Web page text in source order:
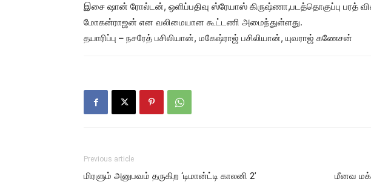
இசை ஷான் ரோல்டன், ஒளிப்பதிவு ஸ்ரேயாஸ் கிருஷ்ணா,படத்தொகுப்பு பரத்
மோகன்ராஜன் என வலிமையான கூட்டணி அமைந்துள்ளது.
தயாரிப்பு – நசரேத் பசிலியான், மகேஷ்ராஜ் பசிலியான், யுவராஜ் கணேசன்
Previous article
மிரளும் அனுபவம் தருகிற ‘டிமான்ட்டி காலனி 2’
மீனவ